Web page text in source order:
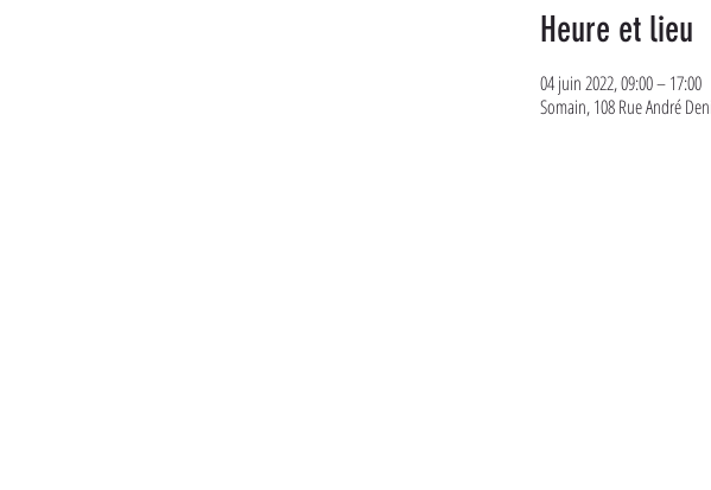
Heure et lieu
04 juin 2022, 09:00 – 17:00
Somain, 108 Rue André